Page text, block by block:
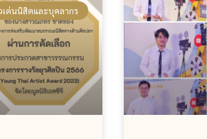
เด่นนิสิตและบุคลากร